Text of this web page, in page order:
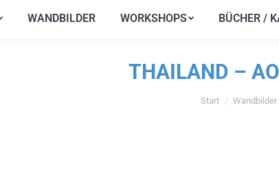
WANDBILDER WORKSHOPS BÜCHER /
THAILAND –
Sie befinden sich
Start Wandbilder
WANDBILDER WORKSHOPS BÜCHER /